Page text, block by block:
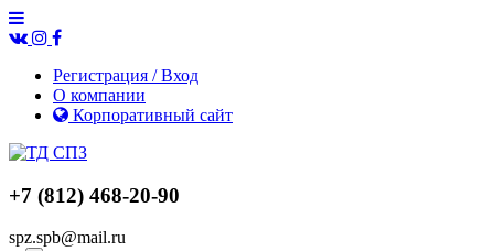
Регистрация / Вход
О компании
Корпоративный сайт
+7 (812) 468-20-90
spz.spb@mail.ru